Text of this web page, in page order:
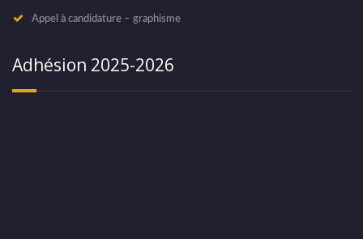
Appel à candidature – graphisme
Adhésion 2025-2026